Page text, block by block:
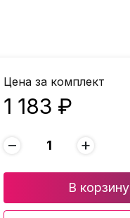
Цена за комплект
1 183 ₽
− +
В корзину